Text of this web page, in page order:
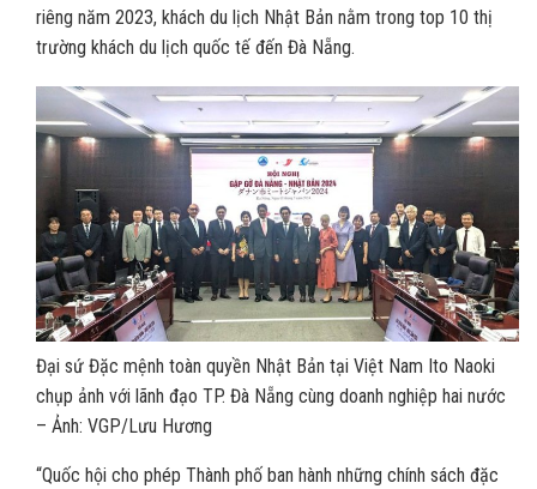
riêng năm 2023, khách du lịch Nhật Bản nằm trong top 10 thị
trường khách du lịch quốc tế đến Đà Nẵng.
Đại sứ Đặc mệnh toàn quyền Nhật Bản tại Việt Nam Ito Naoki
chụp ảnh với lãnh đạo TP. Đà Nẵng cùng doanh nghiệp hai nước
– Ảnh: VGP/Lưu Hương
“Quốc hội cho phép Thành phố ban hành những chính sách đặc